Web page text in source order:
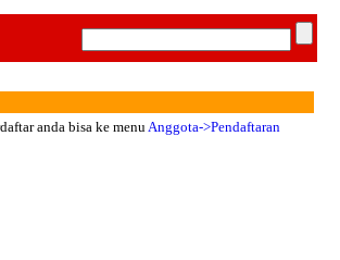
anda bisa ke menuAnggota->Pendaftaran